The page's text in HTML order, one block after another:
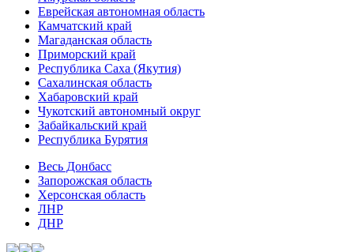
Еврейская автономная область
Камчатский край
Магаданская область
Приморский край
Республика Саха (Якутия)
Сахалинская область
Хабаровский край
Чукотский автономный округ
Забайкальский край
Республика Бурятия
Весь Донбасс
Запорожская область
Херсонская область
ЛНР
ДНР